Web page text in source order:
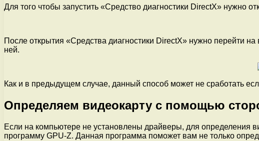
Для того чтобы запустить «Средство диагностики DirectX»
После открытия «Средства диагностики DirectX» нужно перейти
ней.
Как и в предыдущем случае, данный способ может не сработать
Определяем видеокарту с помощью
Если на компьютере не установлены драйверы, для определения
программу GPU-Z. Данная программа поможет вам не только